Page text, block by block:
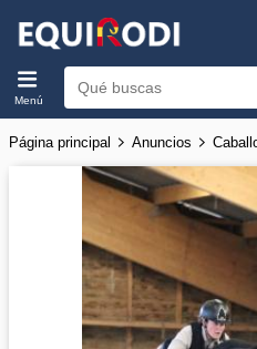
Menú
Página principal Anuncios